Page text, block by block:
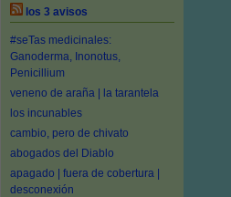
los 3 avisos
#seTas medicinales:
Ganoderma, Inonotus,
Penicillium
veneno de araña | la tarantela
los incunables
cambio, pero de chivato
abogados del Diablo
apagado | fuera de cobertura |
desconexión